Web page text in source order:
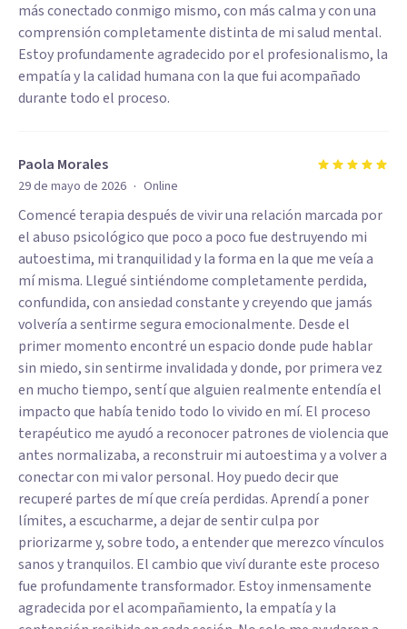
más conectado conmigo mismo, con más calma y con una
comprensión completamente distinta de mi salud mental.
Estoy profundamente agradecido por el profesionalismo, la
empatía y la calidad humana con la que fui acompañado
durante todo el proceso.
Paola Morales
29 de mayo de 2026 · Online
Comencé terapia después de vivir una relación marcada por
el abuso psicológico que poco a poco fue destruyendo mi
autoestima, mi tranquilidad y la forma en la que me veía a
mí misma. Llegué sintiéndome completamente perdida,
confundida, con ansiedad constante y creyendo que jamás
volvería a sentirme segura emocionalmente. Desde el
primer momento encontré un espacio donde pude hablar
sin miedo, sin sentirme invalidada y donde, por primera vez
en mucho tiempo, sentí que alguien realmente entendía el
impacto que había tenido todo lo vivido en mí. El proceso
terapéutico me ayudó a reconocer patrones de violencia que
antes normalizaba, a reconstruir mi autoestima y a volver a
conectar con mi valor personal. Hoy puedo decir que
recuperé partes de mí que creía perdidas. Aprendí a poner
límites, a escucharme, a dejar de sentir culpa por
priorizarme y, sobre todo, a entender que merezco vínculos
sanos y tranquilos. El cambio que viví durante este proceso
fue profundamente transformador. Estoy inmensamente
agradecida por el acompañamiento, la empatía y la